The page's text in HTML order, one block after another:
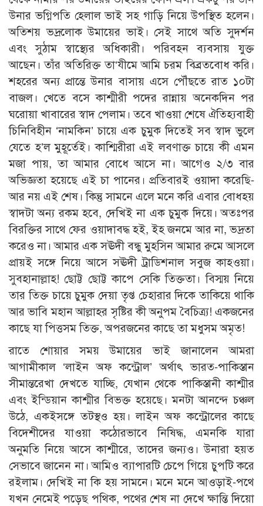
উনার ভগ্নিপতি হেলাল ভাই সহ গাড়ি নিয়ে উপস্থিত হলেন।
অতিশয় ভদ্রলোক উমায়ের ভাই। সেই সাথে অতি সুদর্শন
এবং সুঠাম স্বাস্থ্যের অধিকারী। পরিবহন ব্যবসায় যুক্ত
আছেন। তাঁর অতিরিক্ত তা‘যীমে আমি চরম বিব্রতবোধ করি।
শহরের অন্য প্রান্তে উনার বাসায় এসে পৌঁছতে রাত ১০টা
বাজল। খেতে বসে কাশ্মীরী পদের রান্নায় অনেকদিন পর
ঘরোয়া খাবারের স্বাদ পেলাম। তবে খাওয়া শেষে ঐতিহ্যবাহী
চিনিবিহীন ‘নামকিন’ চায়ে এক চুমুক দিতেই সব স্বাদ ভুলে
যেতে হ’ল মুহূর্তেই। কাশ্মিরীরা এই লবণাক্ত চায়ে কী এমন
মজা পায়, তা আমার বোধে আসে না। আগেও ২/৩ বার
অভিজ্ঞতা হয়েছে এই চা পানের। প্রতিবারই ওয়াদা করেছি-
আর নয় এই শেষ। কিন্তু সামনে এলে মনে করি এবার বোধহয়
স্বাদটা অন্য রকম হবে, দেখিই না এক চুমুক দিয়ে। অতঃপর
বিরক্তির সাথে ফের ওয়াদাবদ্ধ হই, ইহ জনমে আর না, ভদ্রতা
করেও না। আমার এক সঊদী বন্ধু মুহসিন আমার রুমে আসলে
প্রায়ই সঙ্গে নিয়ে আসে সঊদী ট্রাডিশনাল সবুজ কাহওয়া।
সুবহানাল্লাহ! ছোট্ট ছোট্ট কাপে সেকি তিক্ততা। বিস্ময় নিয়ে
তার তিক্ত চায়ে চুমুক দেয়া তৃপ্ত চেহারার দিকে তাকিয়ে থাকি
আর ভাবি মহান আল্লাহর সৃষ্টির কী অনুপম বৈচিত্র্য! একজনের
কাছে যা পিত্তসম তিক্ত, অপরজনের কাছে তা মধুসম অমৃত!
রাতে শোয়ার সময় উমায়ের ভাই জানালেন আমরা
আগামীকাল ‘লাইন অফ কন্ট্রোল’ অর্থাৎ ভারত-পাকিস্তান
সীমান্তরেখা দেখতে যাচ্ছি, যেখান থেকে পাকিস্তানী কাশ্মীর
এবং ইন্ডিয়ান কাশ্মীর বিভক্ত হয়েছে। মনটা আনন্দে চঞ্চল
উঠে, একইসঙ্গে তটস্থও হয়। লাইন অফ কন্ট্রোলের কাছে
বিদেশীদের যাওয়া কঠোরভাবে নিষিদ্ধ, এমনকি যারা
অনুমতি নিয়ে আসে কাশ্মীরে, তাদের জন্যও। উনারা হয়ত
সেভাবে জানেন না। আমিও ব্যাপারটি চেপে গিয়ে চুপটি করে
রইলাম। দেখিই না কি হয় সামনে। মনে মনে আওড়াই-পথে
যখন নেমেই পড়েছ পথিক, পথের শেষ না দেখে ক্ষান্তি দিয়ো